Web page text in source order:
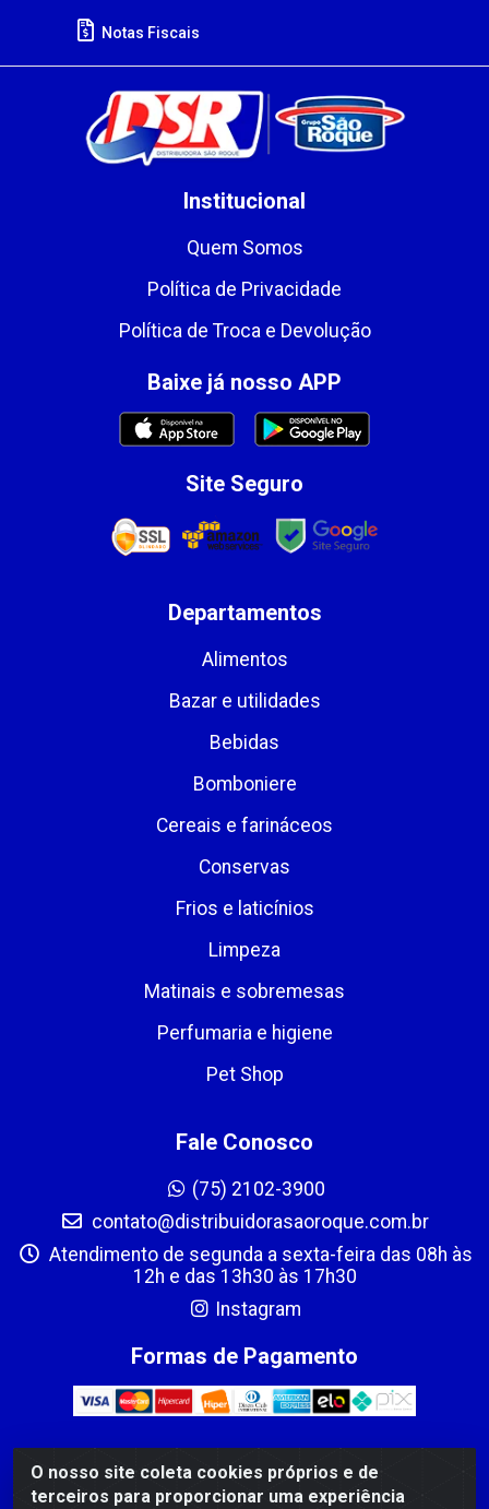
O nosso site coleta cookies próprios e de
terceiros para proporcionar uma experiência
Notas Fiscais
Institucional
Quem Somos
Política de Privacidade
Política de Troca e Devolução
Baixe já nosso APP
Site Seguro
Departamentos
Alimentos
Bazar e utilidades
Bebidas
Bomboniere
Cereais e farináceos
Conservas
Frios e laticínios
Limpeza
Matinais e sobremesas
Perfumaria e higiene
Pet Shop
Fale Conosco
(75) 2102-3900
contato@distribuidorasaoroque.com.br
Atendimento de segunda a sexta-feira das 08h às
12h e das 13h30 às 17h30
Instagram
Formas de Pagamento
DIST DE PROD ALIM SÃO ROQUE LTDA - AVENIDA PROBAHIA,